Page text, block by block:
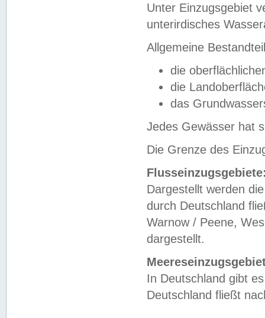
Unter Einzugsgebiet
unterirdisches
Allgemeine
die
die
das
Jedes Gewässer hat
Die Grenze des
Dargestellt werden
durch Deutschland
Warnow / Peene,
dargestellt.
In Deutschland gibt
Deutschland fließt